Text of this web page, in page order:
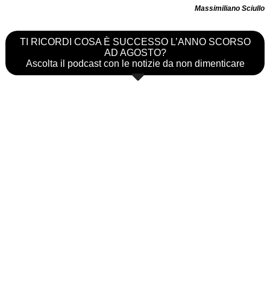
Massimiliano Sciullo
TI RICORDI COSA È SUCCESSO L’ANNO SCORSO
AD AGOSTO?
Ascolta il podcast con le notizie da non dimenticare